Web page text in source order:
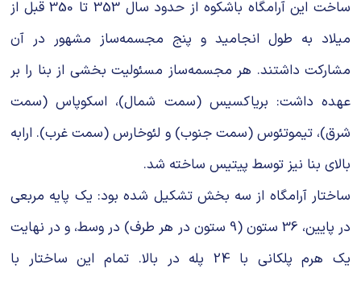
ساخت این آرامگاه باشکوه از حدود سال 353 تا 350 قبل از
میلاد به طول انجامید و پنج مجسمه‌ساز مشهور در آن
مشارکت داشتند. هر مجسمه‌ساز مسئولیت بخشی از بنا را بر
عهده داشت: بریاکسیس (سمت شمال)، اسکوپاس (سمت
شرق)، تیموتئوس (سمت جنوب) و لئوخارس (سمت غرب). ارابه
بالای بنا نیز توسط پیتیس ساخته شد.
ساختار آرامگاه از سه بخش تشکیل شده بود: یک پایه مربعی
در پایین، 36 ستون (9 ستون در هر طرف) در وسط، و در نهایت
یک هرم پلکانی با 24 پله در بالا. تمام این ساختار با